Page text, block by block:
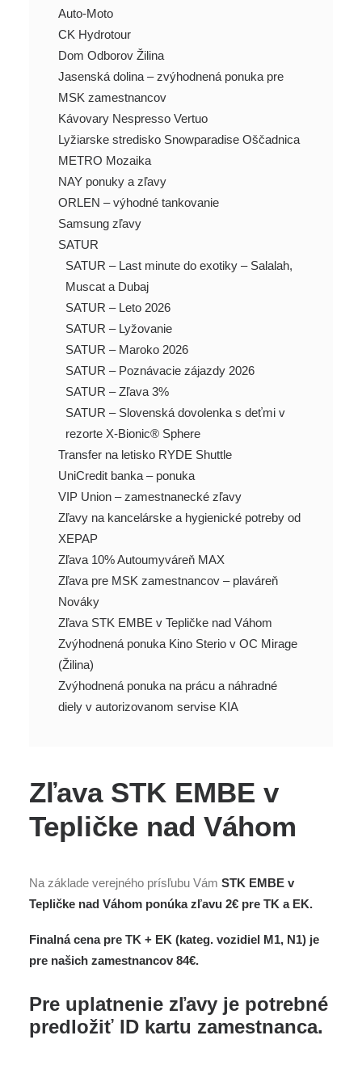
Auto-Moto
CK Hydrotour
Dom Odborov Žilina
Jasenská dolina – zvýhodnená ponuka pre
MSK zamestnancov
Kávovary Nespresso Vertuo
Lyžiarske stredisko Snowparadise Oščadnica
METRO Mozaika
NAY ponuky a zľavy
ORLEN – výhodné tankovanie
Samsung zľavy
SATUR
SATUR – Last minute do exotiky – Salalah,
Muscat a Dubaj
SATUR – Leto 2026
SATUR – Lyžovanie
SATUR – Maroko 2026
SATUR – Poznávacie zájazdy 2026
SATUR – Zľava 3%
SATUR – Slovenská dovolenka s deťmi v
rezorte X-Bionic® Sphere
Transfer na letisko RYDE Shuttle
UniCredit banka – ponuka
VIP Union – zamestnanecké zľavy
Zľavy na kancelárske a hygienické potreby od
XEPAP
Zľava 10% Autoumyváreň MAX
Zľava pre MSK zamestnancov – plaváreň
Nováky
Zľava STK EMBE v Tepličke nad Váhom
Zvýhodnená ponuka Kino Sterio v OC Mirage
(Žilina)
Zvýhodnená ponuka na prácu a náhradné
diely v autorizovanom servise KIA
Zľava STK EMBE v
Tepličke nad Váhom
Na základe verejného prísľubu Vám STK EMBE v
Tepličke nad Váhom ponúka zľavu 2€ pre TK a EK.
Finalná cena pre TK + EK (kateg. vozidiel M1, N1) je
pre našich zamestnancov 84€.
Pre uplatnenie zľavy je potrebné
predložiť ID kartu zamestnanca.